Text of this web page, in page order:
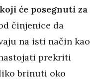
će posegnuti za
činjenice da
na isti način kao
prekriti
brinuti oko